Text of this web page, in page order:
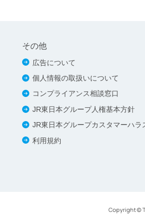
その他
広告について
個人情報の取扱いについて
コンプライアンス相談窓口
JR東日本グループ人権基本方針
JR東日本グループカスタマーハラ
利用規約
Copyright ©